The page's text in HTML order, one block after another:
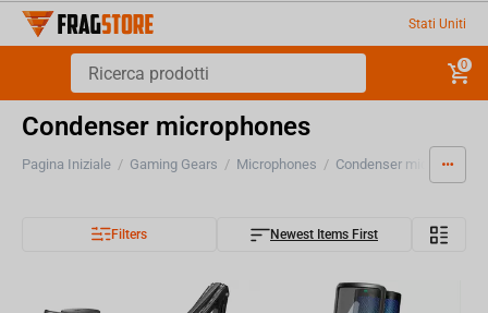
Stati Uniti
0
Condenser microphones
Pagina Iniziale / Gaming Gears / Microphones / Condenser microphones
Filters Newest Items First